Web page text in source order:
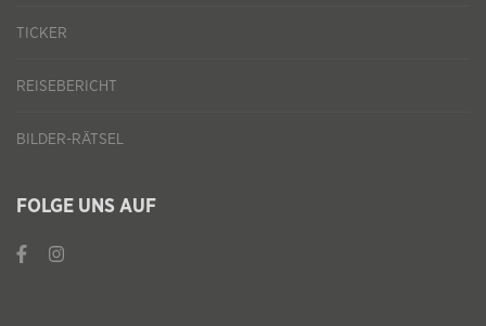
TICKER
REISEBERICHT
BILDER-RÄTSEL
FOLGE UNS AUF